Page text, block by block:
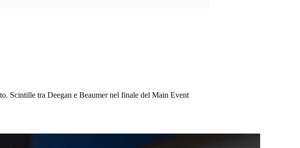
Scintille tra Deegan e Beaumer nel finale del Main Event